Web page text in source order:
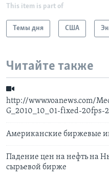
This item is part of
Темы дня США
Читайте также
http://www.voanews.com/
G_2010_10_01-fixed-20fps-
Aмериканские биржевые
Падение цен на нефть на
сырьевой бирже